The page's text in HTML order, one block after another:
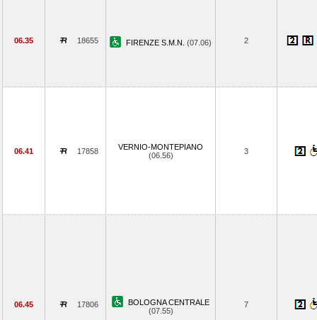
06.35 18655 FIRENZE S.M.N. (07.06) 2
06.41 17858
VERNIO-MONTEPIANO
(06.56)
3
06.45 17806
BOLOGNA CENTRALE
(07.55)
7